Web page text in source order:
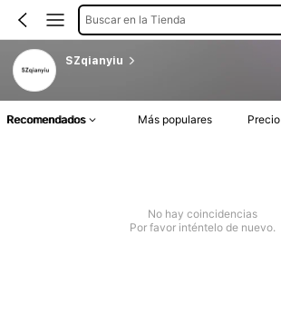
Buscar en la Tienda
SZqianyiu
Recomendados Más populares Precio
No hay coincidencias
Por favor inténtelo de nuevo.